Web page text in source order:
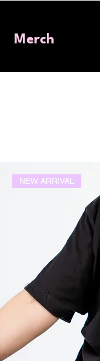
Merch
NEW ARRIVAL